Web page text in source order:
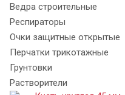
Ведра строительные
Респираторы
Очки защитные открытые
Перчатки трикотажные
Грунтовки
Растворители